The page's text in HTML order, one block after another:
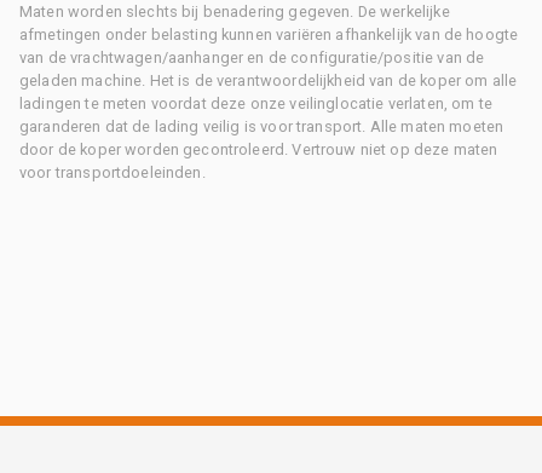
Maten worden slechts bij benadering gegeven. De werkelijke
afmetingen onder belasting kunnen variëren afhankelijk van de hoogte
van de vrachtwagen/aanhanger en de configuratie/positie van de
geladen machine. Het is de verantwoordelijkheid van de koper om alle
ladingen te meten voordat deze onze veilinglocatie verlaten, om te
garanderen dat de lading veilig is voor transport. Alle maten moeten
door de koper worden gecontroleerd. Vertrouw niet op deze maten
voor transportdoeleinden.